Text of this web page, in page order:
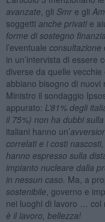
avanzate , gli Smre gli
soggetti anche privatie
forme di sostegno
l’eventuale consultazione
in un’intervista di essere
diverse da quelle
abbiano bisogno di
Ministro il sondaggio
appurato: L’81% degli
il 75%) non ha dubbi
italiani hanno un’
correlati e i costi
hanno espresso sulla
impianto nucleare dalla
in nessun caso. Ma, a
sostenibile , governo e
nei luoghi di lavoro … col
è il lavoro, bellezza!